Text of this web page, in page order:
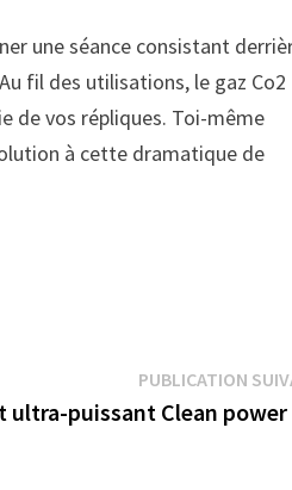
une séance consistant
fil des utilisations, le gaz Co2
de vos répliques. Toi-même
à cette dramatique de
PUBLICATION
ultra-puissant Clean power